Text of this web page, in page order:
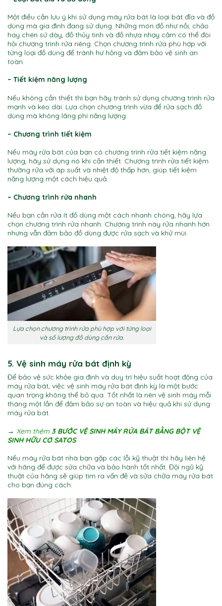
Một điều cần lưu ý khi sử dụng máy rửa bát là loại bát đĩa và đồ
dùng mà gia đình đang sử dụng. Những món đồ như nồi, chảo
hay chén sứ dày, đồ thủy tinh và đồ nhựa nhạy cảm có thể đòi
hỏi chương trình rửa riêng. Chọn chương trình rửa phù hợp với
từng loại đồ dùng để tránh hư hỏng và đảm bảo vệ sinh an
toàn.
– Tiết kiệm năng lượng
Nếu không cần thiết thì bạn hãy tránh sử dụng chương trình rửa
mạnh và kéo dài. Lựa chọn chương trình vừa để rửa sạch đồ
dùng mà không lãng phí năng lượng.
– Chương trình tiết kiệm
Nếu máy rửa bát của bạn có chương trình rửa tiết kiệm năng
lượng, hãy sử dụng nó khi cần thiết. Chương trình rửa tiết kiệm
thường rửa với áp suất và nhiệt độ thấp hơn, giúp tiết kiệm
năng lượng một cách hiệu quả.
– Chương trình rửa nhanh
Nếu bạn cần rửa ít đồ dùng một cách nhanh chóng, hãy lựa
chọn chương trình rửa nhanh. Chương trình này rửa nhanh hơn
nhưng vẫn đảm bảo đồ dùng được rửa sạch và khử mùi.
Lựa chọn chương trình rửa phù hợp với từng loại
và số lượng đồ dùng cần rửa.
5. Vệ sinh máy rửa bát định kỳ
Để bảo vệ sức khỏe gia đình và duy trì hiệu suất hoạt động của
máy rửa bát, việc vệ sinh máy rửa bát định kỳ là một bước
quan trọng không thể bỏ qua. Tốt nhất là nên vệ sinh máy mỗi
tháng một lần để đảm bảo sự an toàn và hiệu quả khi sử dụng
máy rửa bát.
→ Xem thêm 3 BƯỚC VỆ SINH MÁY RỬA BÁT BẰNG BỘT VỆ
SINH HỮU CƠ SATOS
Nếu máy rửa bát nhà bạn gặp các lỗi kỹ thuật thì hãy liên hệ
với hãng để được sửa chữa và bảo hành tốt nhất. Đội ngũ kỹ
thuật của hãng sẽ giúp tìm ra vấn đề và sửa chữa máy rửa bát
cho bạn đúng cách.